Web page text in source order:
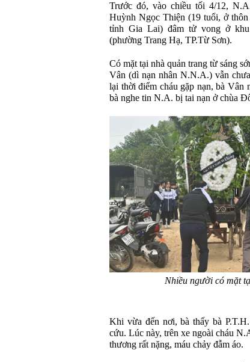
Trước đó, vào chiều tối 4/12,
Huỳnh Ngọc Thiện (19 tuổi, ở
tỉnh Gia Lai) đâm tử vong ở
(phường Trang Hạ, TP.Từ Sơn).
Có mặt tại nhà quản trang từ sáng
Vân (dì nạn nhân N.N.A.) vẫn
lại thời điểm cháu gặp nạn, bà Vân
bà nghe tin N.A. bị tai nạn ở chùa
Nhiều người có mặt
Khi vừa đến nơi, bà thấy bà
cứu. Lúc này, trên xe ngoài cháu
thương rất nặng, máu chảy đẫm áo.